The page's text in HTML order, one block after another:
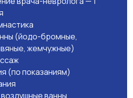
(йодо-бромные,
жемчужные)
(по показаниям)
ванны